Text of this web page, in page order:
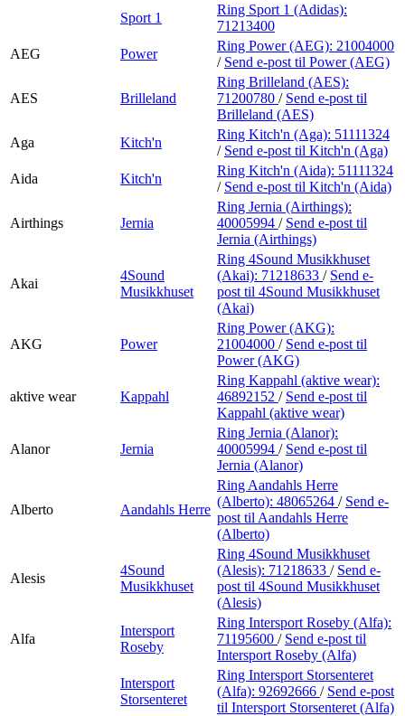
Sport 1
Ring Sport 1 (Adidas):
71213400
AEG
Power
Ring Power (AEG): 21004000
/ Send e-post til Power (AEG)
AES Brilleland
Ring Brilleland (AES):
71200780 / Send e-post til
Brilleland (AES)
Aga
Kitch'n
Ring Kitch'n (Aga): 51111324
/ Send e-post til Kitch'n (Aga)
Aida
Kitch'n
Ring Kitch'n (Aida): 51111324
/ Send e-post til Kitch'n (Aida)
Airthings Jernia
Ring Jernia (Airthings):
40005994 / Send e-post til
Jernia (Airthings)
Akai
4Sound
Musikkhuset
Ring 4Sound Musikkhuset
(Akai): 71218633 / Send e-
post til 4Sound Musikkhuset
(Akai)
AKG Power
Ring Power (AKG):
21004000 / Send e-post til
Power (AKG)
aktive wear Kappahl
Ring Kappahl (aktive wear):
46892152 / Send e-post til
Kappahl (aktive wear)
Alanor Jernia
Ring Jernia (Alanor):
40005994 / Send e-post til
Jernia (Alanor)
Alberto Aandahls Herre
Ring Aandahls Herre
(Alberto): 48065264 / Send e-
post til Aandahls Herre
(Alberto)
Alesis
4Sound
Musikkhuset
Ring 4Sound Musikkhuset
(Alesis): 71218633 / Send e-
post til 4Sound Musikkhuset
(Alesis)
Alfa
Intersport
Roseby
Ring Intersport Roseby (Alfa):
71195600 / Send e-post til
Intersport Roseby (Alfa)
Intersport
Storsenteret
Ring Intersport Storsenteret
(Alfa): 92692666 / Send e-post
til Intersport Storsenteret (Alfa)